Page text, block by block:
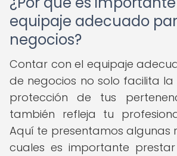
equipaje adecuado
negocios?
Contar con el equipaje
de negocios no solo facilita
protección de tus
también refleja tu
Aquí te presentamos algunas
cuales es importante